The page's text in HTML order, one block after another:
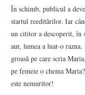
În schimb, publicul a
startul reeditărilor. Iar
un cititor a descoperit, în
aur, lumea a luat-o
groasă pe care scria
pe femeie o chema
este nemuritor!